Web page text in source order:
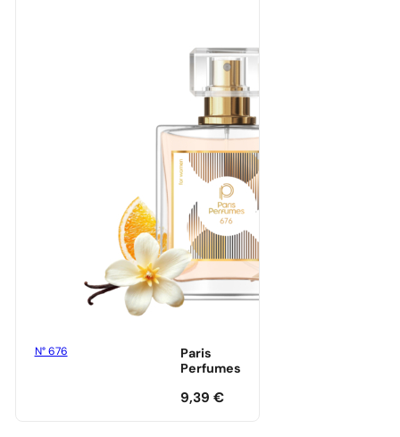
N° 676
Paris
Perfumes
9,39 €